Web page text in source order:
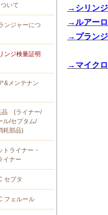
いて
ンジャーにつ
ンジ検量証明
&メンテナン
品 (ライナー/
ル/セプタム/
耗部品)
トライナー・
イナー
セプタ
フェルール
→シリン
→ルアー
→プラン
→マイク